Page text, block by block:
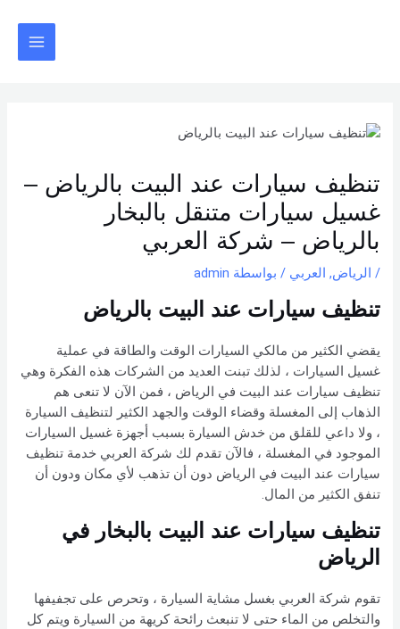
تنظيف سيارات عند البيت بالرياض –
غسيل سيارات متنقل بالبخار
بالرياض – شركة العربي
/ الرياض, العربي / بواسطة admin
تنظيف سيارات عند البيت بالرياض
يقضي الكثير من مالكي السيارات الوقت والطاقة في عملية
غسيل السيارات ، لذلك تبنت العديد من الشركات هذه الفكرة وهي
تنظيف سيارات عند البيت في الرياض ، فمن الآن لا تنعى هم
الذهاب إلى المغسلة وقضاء الوقت والجهد الكثير لتنظيف السيارة
، ولا داعي للقلق من خدش السيارة بسبب أجهزة غسيل السيارات
الموجود في المغسلة ، فالآن تقدم لك شركة العربي خدمة تنظيف
سيارات عند البيت في الرياض دون أن تذهب لأي مكان ودون أن
تنفق الكثير من المال.
تنظيف سيارات عند البيت بالبخار في
الرياض
تقوم شركة العربي بغسل مشاية السيارة ، وتحرص على تجفيفها
والتخلص من الماء حتى لا تنبعث رائحة كريهة من السيارة ويتم كل